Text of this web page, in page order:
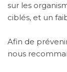
sur les
ciblés, et un
Afin de
nous